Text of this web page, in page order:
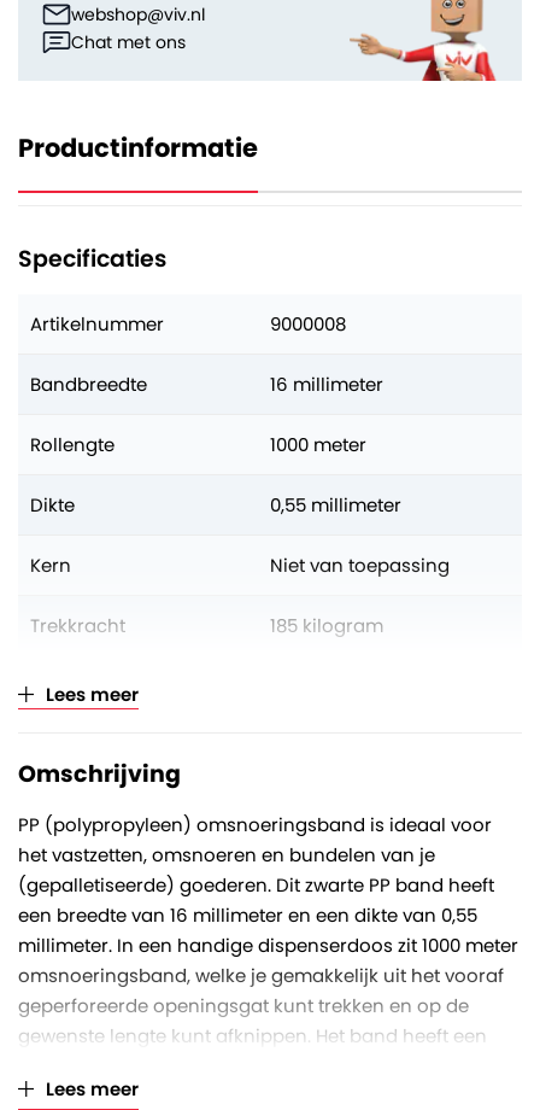
webshop@viv.nl
Chat met ons
Productinformatie
Specificaties
Artikelnummer 9000008
Bandbreedte 16 millimeter
Rollengte 1000 meter
Dikte 0,55 millimeter
Kern Niet van toepassing
Trekkracht 185 kilogram
Kleur
Lees meer
Omschrijving
PP (polypropyleen) omsnoeringsband is ideaal voor
het vastzetten, omsnoeren en bundelen van je
(gepalletiseerde) goederen. Dit zwarte PP band heeft
een breedte van 16 millimeter en een dikte van 0,55
millimeter. In een handige dispenserdoos zit 1000 meter
omsnoeringsband, welke je gemakkelijk uit het vooraf
geperforeerde openingsgat kunt trekken en op de
gewenste lengte kunt afknippen. Het band heeft een
Lees meer